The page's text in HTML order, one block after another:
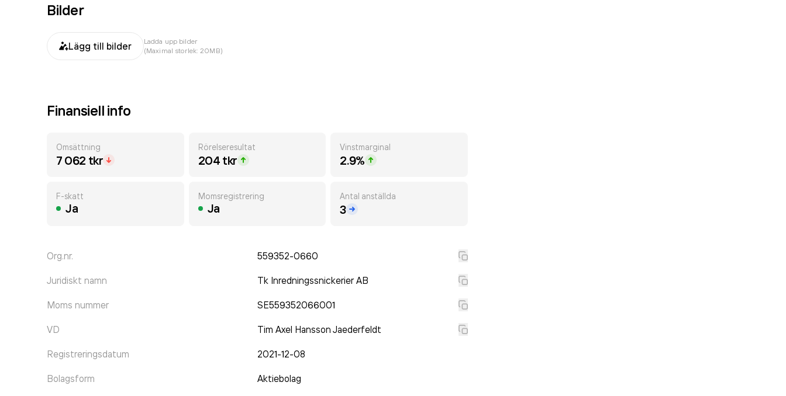
Bilder
Lägg till bilder
Ladda upp bilder
(Maximal storlek: 20MB)
Finansiell info
Omsättning
7 062 tkr
Rörelseresultat
204 tkr
Vinstmarginal
2.9%
F-skatt
Ja
Momsregistrering
Ja
Antal anställda
3
Org.nr. 559352-0660
Juridiskt namn Tk Inredningssnickerier AB
Moms nummer SE559352066001
VD Tim Axel Hansson Jaederfeldt
Registreringsdatum 2021-12-08
Bolagsform Aktiebolag